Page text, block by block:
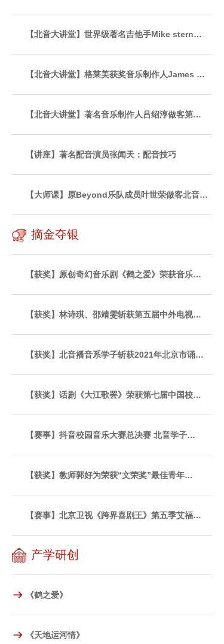
【北音大讲堂】世界级著名吉他手Mike stern…
【北音大讲堂】格莱美获奖音乐制作人James …
【北音大讲堂】著名音乐制作人吕绍淳做客第…
【讲座】著名配音演员张闻天：配音技巧
【大师课】原Beyond乐队成员叶世荣做客北音…
摘金夺银
【获奖】原创奇幻音乐剧《鹤之爱》荣获音乐…
【获奖】林诗琪、邵靖雯斩获第五届中外电视…
【获奖】北音播音系学子斩获2021年北京市诵…
【获奖】话剧《大江歌罢》荣获第七届中国校…
【赛事】抖音校园音乐大赛总决赛 北音学子…
【获奖】教师郭好为荣获“文荣奖”最佳青年…
【赛事】北京卫视《跨界喜剧王》第五季艾福…
产学研创
《鹤之爱》
《天地运河情》